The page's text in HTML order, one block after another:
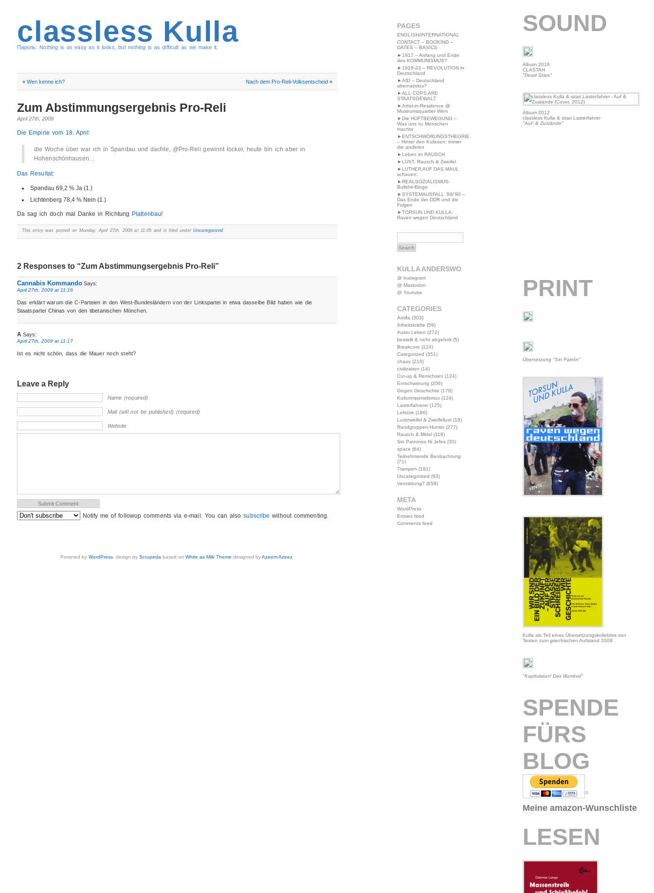
classless Kulla
Пароль: Nothing is as easy as it looks, but nothing is as difficult as we make it.
« Wen kenne ich? Nach dem Pro-Reli-Volksentscheid»
Zum Abstimmungsergebnis Pro-Reli
April 27th, 2009
Die Empirie vom 18. April :
die Woche über war ich in Spandau und dachte, @Pro-Reli gewinnt locker, heute bin ich aber in
Hohenschönhausen…
Das Resultat:
Spandau 69,2 % Ja (1.)
Lichtenberg 78,4 % Nein (1.)
Da sag ich doch mal Danke in Richtung Plattenbau!
This entry was posted on Monday, April 27th, 2009 at 11:05 and is filed underUncategorized
2 Responses to “Zum Abstimmungsergebnis Pro-Reli”
Cannabis KommandoSays:
April 27th, 2009 at 11:16
Das erklärt warum die C-Parteien in den West-Bundesländern von der Linkspartei in etwa dasselbe Bild haben wie die
Staatspartei Chinas von den tibetanischen Mönchen.
A Says:
April 27th, 2009 at 11:17
Ist es nicht schön, dass die Mauer noch steht?
Leave a Reply
Name (required)
Mail (will not be published) (required)
Website
Notify me of followup comments via e-mail. You can alsosubscribe without commenting.
Powered byWordPress , design byScrupeda based onWhite as Milk Theme designed byAzeem Azeez
PAGES
ENGLISH/INTERNATIONAL
CONTACT – BOOKING –
DATES – BASICS
►1917 – Anfang und Ende
des KOMMUNISMUS?
►1918-23 – REVOLUTION in
Deutschland
►AfD – Deutschland
alternativlos?
►ALL COPS ARE
STAATSGEWALT
►Artist-in-Residence @
Museumsquartier Wien
►Die HÜFTBEWEGUNG –
Was uns zu Menschen
machte
►ENTSCHWÖRUNGSTHEORIE
– Hinter den Kulissen: immer
die anderen
►Leben im RAUSCH
►LUST, Rausch & Zweifel
►LUTHER AUF DAS MAUL
schauen:
►REALSOZIALISMUS-
Bullshit-Bingo
►SYSTEMAUSFALL ’89/’90 –
Das Ende der DDR und die
Folgen
►TORSUN UND KULLA:
Raven wegen Deutschland
KULLA ANDERSWO
@ Instagram
@ Mastodon
@ Youtube
CATEGORIES
Antifa (303)
Arbeitskräfte (59)
Ausm Leben (272)
bestellt & nicht abgeholt(5)
Breakcore (124)
Categorized (351)
chaos(216)
civilization (14)
Cut-up & Remichsen (124)
Entschwörung (206)
Gegen Geschichte (178)
Kulturimperialismus(124)
Lasterfahrerei(125)
Lektüre (186)
Lustzweifel & Zweifellust(18)
Randgruppen-Humor(277)
Rausch & Mittel(118)
Sin Patrones Ni Jefes(30)
space (64)
Teilnehmende Beobachtung
(71)
Trampen (181)
Uncategorized (93)
Vermittlung? (659)
META
WordPress
Entries feed
Comments feed
SOUND
Album 2016
CLASTAH
"Dead Stars"
Album 2012
classless Kulla & istari Lasterfahrer
"Auf- & Zustände"
PRINT
Übersetzung "Sin Patrón"
Kulla als Teil eines Übersetzungskollektivs von
Texten zum griechischen Aufstand 2008
"Kapitulatus! Das Illuminal"
SPENDE
FÜRS
BLOG
Meine amazon-Wunschliste
LESEN